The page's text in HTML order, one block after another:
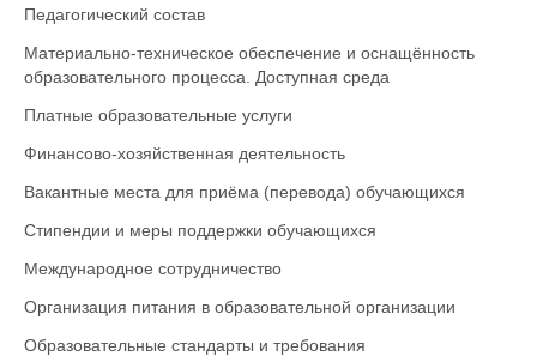
Педагогический состав
Материально-техническое обеспечение и оснащённость
образовательного процесса. Доступная среда
Платные образовательные услуги
Финансово-хозяйственная деятельность
Вакантные места для приёма (перевода) обучающихся
Стипендии и меры поддержки обучающихся
Международное сотрудничество
Организация питания в образовательной организации
Образовательные стандарты и требования